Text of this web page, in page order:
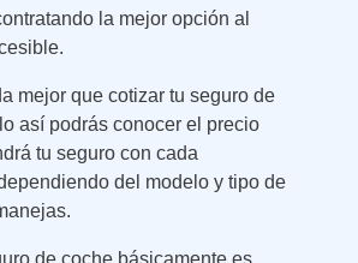
la mejor opción al
mejor que cotizar tu seguro de
así podrás conocer el precio
tu seguro con cada
del modelo y tipo de
de coche básicamente es